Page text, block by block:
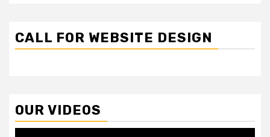
CALL FOR WEBSITE DESIGN
OUR VIDEOS